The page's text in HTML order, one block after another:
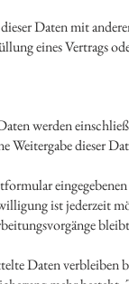
Daten mit
eines Vertrags
werden
Weitergabe dieser
ist jederzeit
Daten verbleiben